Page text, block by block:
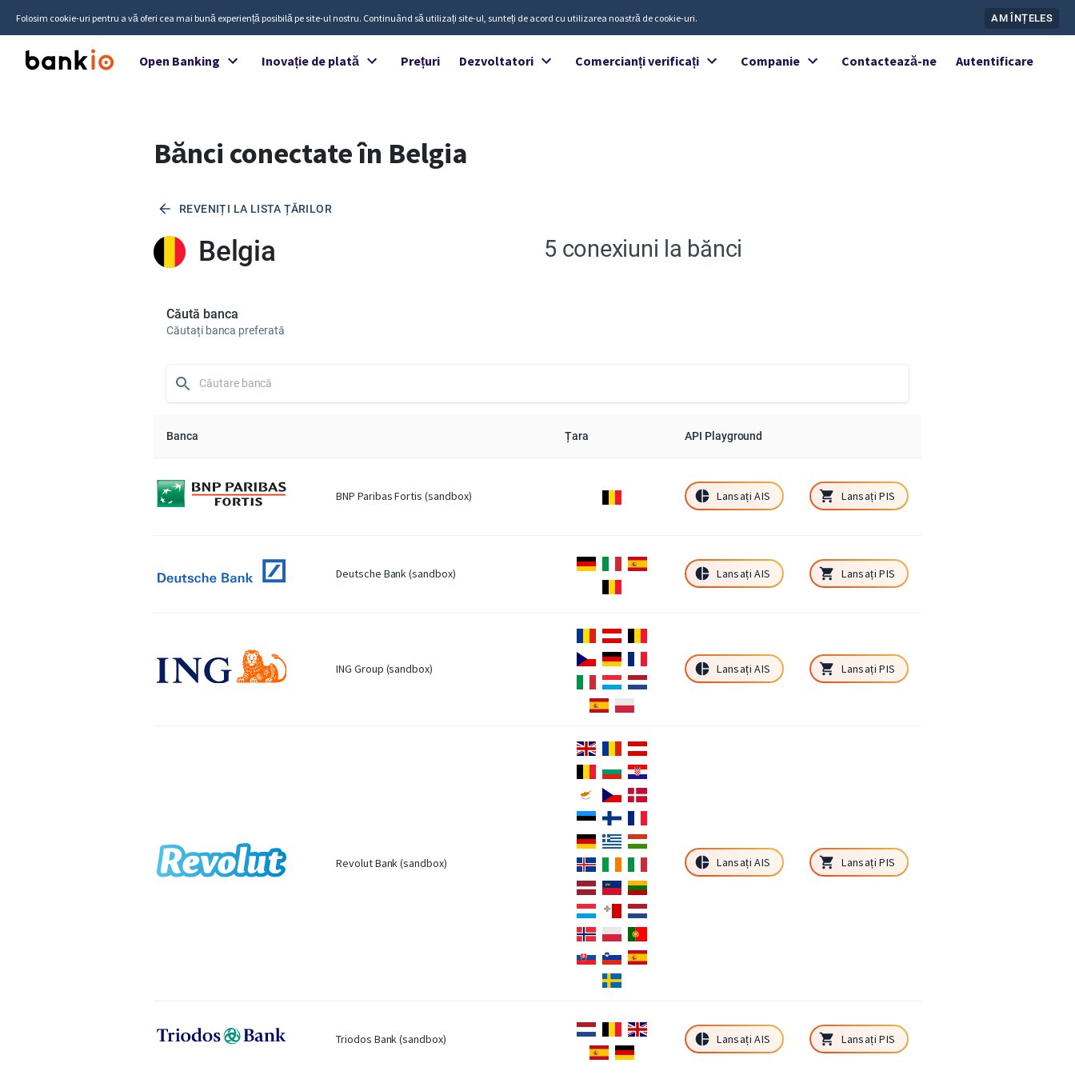
Folosim cookie-uri pentru a vă oferi cea mai bună experiență posibilă pe site-ul nostru. Continuând să utilizați site-ul, sunteți de acord cu utilizarea noastră de cookie-uri. AM ÎNȚELES
Open Banking Inovație de plată Prețuri Dezvoltatori Comercianți verificați Companie Contactează-ne Autentificare
Bănci conectate în Belgia
REVENIȚI LA LISTA ȚĂRILOR
Belgia 5 conexiuni la bănci
Căută banca
Căutați banca preferată
Banca Țara API Playground
BNP Paribas Fortis (sandbox) Lansați AIS Lansați PIS
Deutsche Bank (sandbox) Lansați AIS Lansați PIS
ING Group (sandbox) Lansați AIS Lansați PIS
Revolut Bank (sandbox) Lansați AIS Lansați PIS
Triodos Bank (sandbox) Lansați AIS Lansați PIS